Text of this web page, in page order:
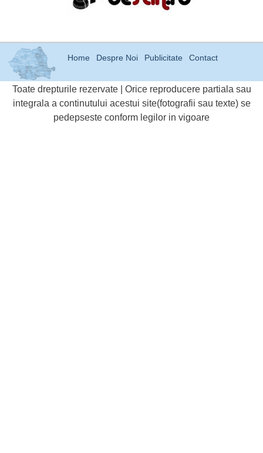
Home Despre Noi Publicitate Contact
Toate drepturile rezervate | Orice reproducere partiala sau
integrala a continutului acestui site(fotografii sau texte) se
pedepseste conform legilor in vigoare